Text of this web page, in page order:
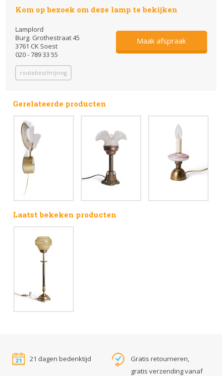
Kom op bezoek om deze lamp te bekijken
Lamplord
Burg. Grothestraat 45
3761 CK Soest
020 - 789 33 55
routebeschrijving
Maak afspraak
Gerelateerde producten
Laatst bekeken producten
21 dagen bedenktijd
Gratis retourneren,
gratis verzending vanaf